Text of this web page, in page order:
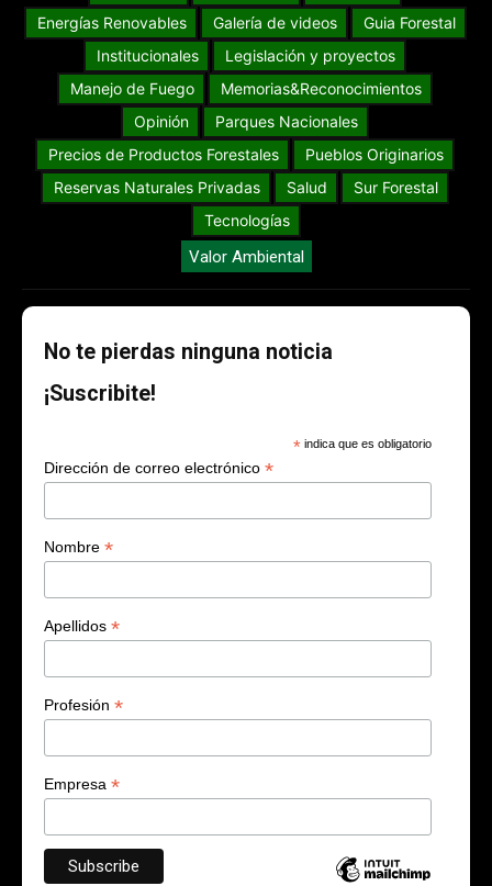
Energías Renovables
Galería de videos
Guia Forestal
Institucionales
Legislación y proyectos
Manejo de Fuego
Memorias&Reconocimientos
Opinión
Parques Nacionales
Precios de Productos Forestales
Pueblos Originarios
Reservas Naturales Privadas
Salud
Sur Forestal
Tecnologías
Valor Ambiental
No te pierdas ninguna noticia
¡Suscribite!
* indica que es obligatorio
Dirección de correo electrónico *
Nombre *
Apellidos *
Profesión *
Empresa *